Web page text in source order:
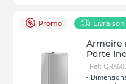
Promo Livraison
Armoire
Porte
Ref: